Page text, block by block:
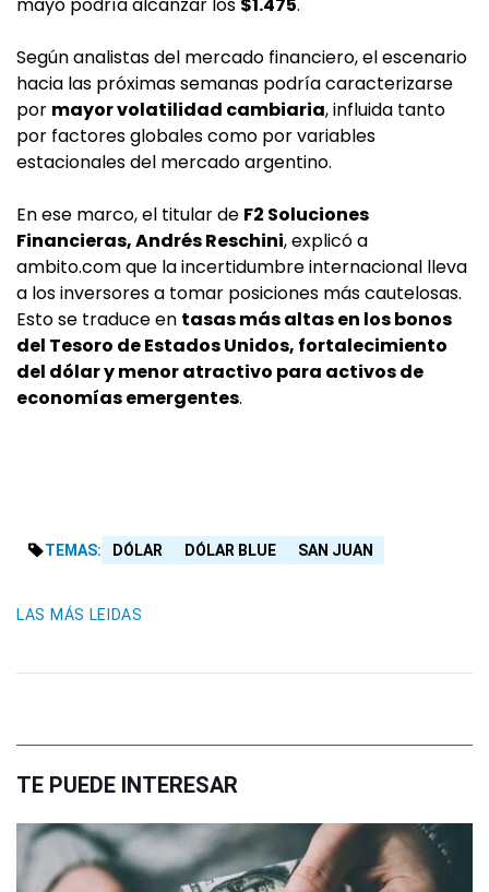
Según analistas del mercado financiero, el escenario
hacia las próximas semanas podría caracterizarse
por mayor volatilidad cambiaria, influida tanto
por factores globales como por variables
estacionales del mercado argentino.
En ese marco, el titular de F2 Soluciones
Financieras, Andrés Reschini, explicó a
ambito.com que la incertidumbre internacional lleva
a los inversores a tomar posiciones más cautelosas.
Esto se traduce en tasas más altas en los bonos
del Tesoro de Estados Unidos, fortalecimiento
del dólar y menor atractivo para activos de
economías emergentes.
TEMAS: DÓLAR DÓLAR BLUE SAN JUAN
LAS MÁS LEIDAS
TE PUEDE INTERESAR